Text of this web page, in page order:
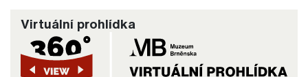
Virtuální prohlídka